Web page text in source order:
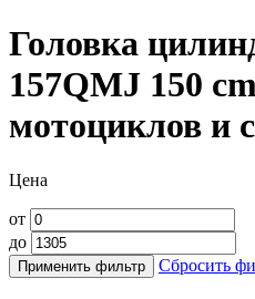
Головка
157QMJ 150
мотоциклов и
Цена
от
до
Применить фильтр Сбросить